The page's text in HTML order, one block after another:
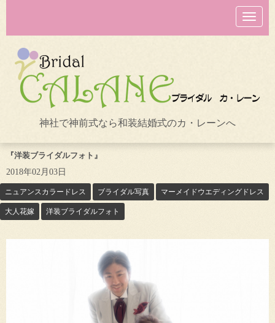
N
a
v
o
n
神社で神前式なら和装結婚式のカ・レーンへ
『洋装ブライダルフォト』
2018年02月03日
ニュアンスカラードレス ブライダル写真 マーメイドウエディングドレス
大人花嫁 洋装ブライダルフォト